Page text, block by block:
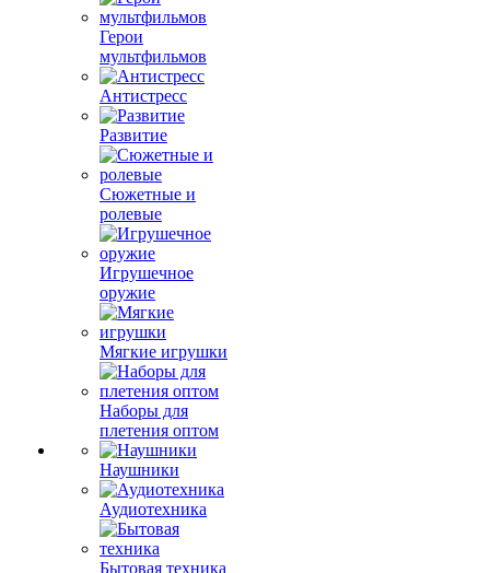
Герои
мультфильмов
Антистресс
Развитие
Сюжетные и
ролевые
Игрушечное
оружие
Мягкие игрушки
Наборы для
плетения оптом
Наушники
Аудиотехника
Бытовая техника